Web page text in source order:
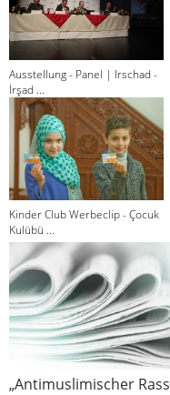
Ausstellung - Panel | Irschad -
İrşad ...
Kinder Club Werbeclip - Çocuk
Kulübü ...
„Antimuslimischer